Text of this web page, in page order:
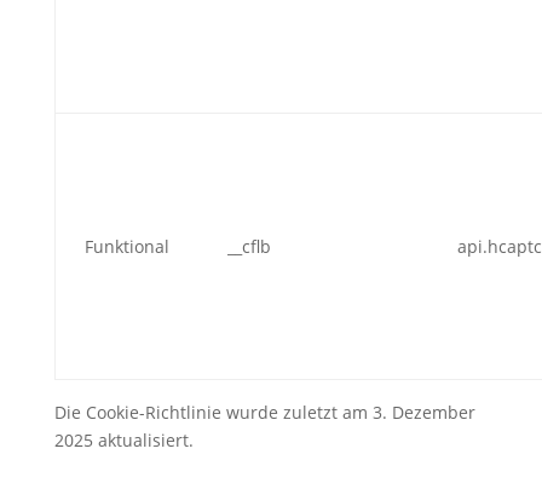
Funktional __cflb
Die Cookie-Richtlinie wurde zuletzt am 3. Dezember
2025 aktualisiert.